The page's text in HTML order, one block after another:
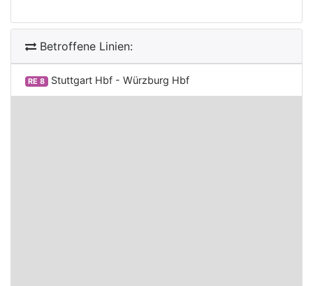
Betroffene Linien:
RE 8 Stuttgart Hbf - Würzburg Hbf